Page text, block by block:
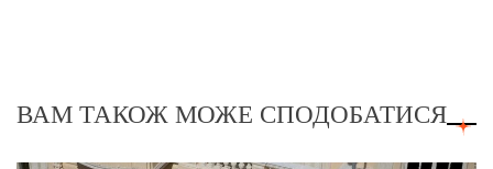
ВАМ ТАКОЖ МОЖЕ СПОДОБАТИСЯ